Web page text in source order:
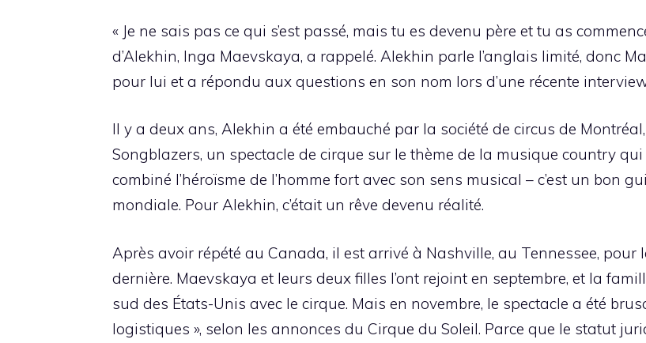
« Je ne sais pas ce qui s’est passé, mais tu es devenu père et tu as
d’Alekhin, Inga Maevskaya, a rappelé. Alekhin parle l’anglais limité, donc
pour lui et a répondu aux questions en son nom lors d’une récente
Il y a deux ans, Alekhin a été embauché par la société de circus de
Songblazers, un spectacle de cirque sur le thème de la musique country
combiné l’héroïsme de l’homme fort avec son sens musical – c’est un bon
mondiale. Pour Alekhin, c’était un rêve devenu réalité.
Après avoir répété au Canada, il est arrivé à Nashville, au Tennessee, pour
dernière. Maevskaya et leurs deux filles l’ont rejoint en septembre, et la
sud des États-Unis avec le cirque. Mais en novembre, le spectacle a été
logistiques », selon les annonces du Cirque du Soleil. Parce que le statut